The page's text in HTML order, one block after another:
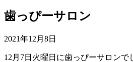
歯っぴーサロン
2021年12月8日
12月7日火曜日に歯っぴーサロンで